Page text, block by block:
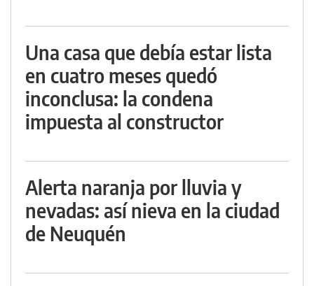
Una casa que debía estar lista
en cuatro meses quedó
inconclusa: la condena
impuesta al constructor
Alerta naranja por lluvia y
nevadas: así nieva en la ciudad
de Neuquén